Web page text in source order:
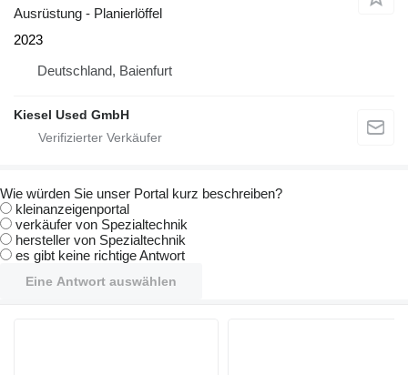
Ausrüstung - Planierlöffel
2023
Deutschland, Baienfurt
Kiesel Used GmbH
Wie würden Sie unser Portal kurz beschreiben?
kleinanzeigenportal
verkäufer von Spezialtechnik
hersteller von Spezialtechnik
es gibt keine richtige Antwort
Eine Antwort auswählen